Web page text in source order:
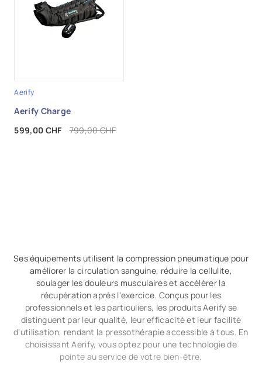
Aerify
Aerify Charge
Prix
599,00 CHF Prix de base
799,00 CHF
Ses équipements utilisent la compression pneumatique pour
améliorer la circulation sanguine, réduire la cellulite,
soulager les douleurs musculaires et accélérer la
récupération après l'exercice. Conçus pour les
professionnels et les particuliers, les produits Aerify se
distinguent par leur qualité, leur efficacité et leur facilité
d'utilisation, rendant la pressothérapie accessible à tous. En
choisissant Aerify, vous optez pour une technologie de
pointe au service de votre bien-être.